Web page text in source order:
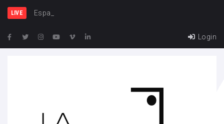
LIVE España y Francia,
Login